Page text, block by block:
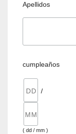
Apellidos
cumpleaños
/
( dd / mm )